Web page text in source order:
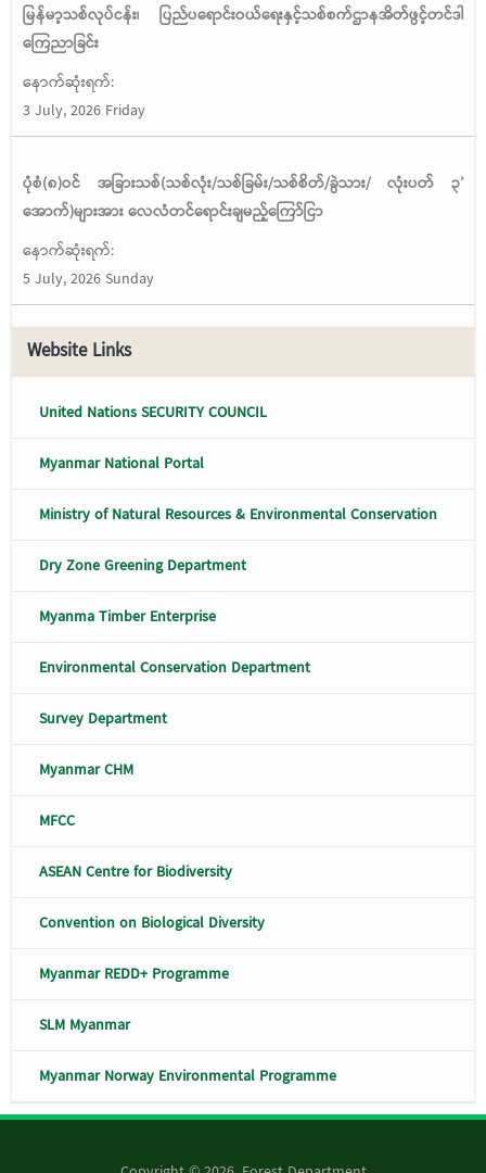
မြန်မာ့သစ်လုပ်ငန်း၊ ပြည်ပရောင်းဝယ်ရေးနှင့်သစ်စက်ဌာနအိတ်ဖွင့်တင်ဒါ
ကြေညာခြင်း
နောက်ဆုံးရက်:
3 July, 2026 Friday
ပုံစံ(၈)ဝင် အခြားသစ်(သစ်လုံး/သစ်ခြမ်း/သစ်စိတ်/ခွဲသား/ လုံးပတ် ၃’
အောက်)များအား လေလံတင်ရောင်းချမည့်ကြော်ငြာ
နောက်ဆုံးရက်:
5 July, 2026 Sunday
Website Links
United Nations SECURITY COUNCIL
Myanmar National Portal
Ministry of Natural Resources & Environmental Conservation
Dry Zone Greening Department
Myanma Timber Enterprise
Environmental Conservation Department
Survey Department
Myanmar CHM
MFCC
ASEAN Centre for Biodiversity
Convention on Biological Diversity
Myanmar REDD+ Programme
SLM Myanmar
Myanmar Norway Environmental Programme